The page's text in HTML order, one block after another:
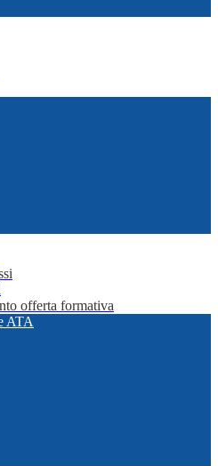
offerta formativa
ATA